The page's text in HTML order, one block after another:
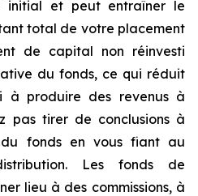
initial et peut entraîner le
total de votre placement
de capital non réinvesti
du fonds, ce qui réduit
à produire des revenus à
pas tirer de conclusions à
fonds en vous fiant au
Les fonds de
lieu à des commissions, à